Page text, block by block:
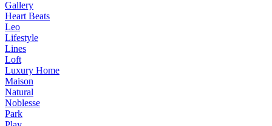
Gallery
Heart Beats
Leo
Lifestyle
Lines
Loft
Luxury Home
Maison
Natural
Noblesse
Park